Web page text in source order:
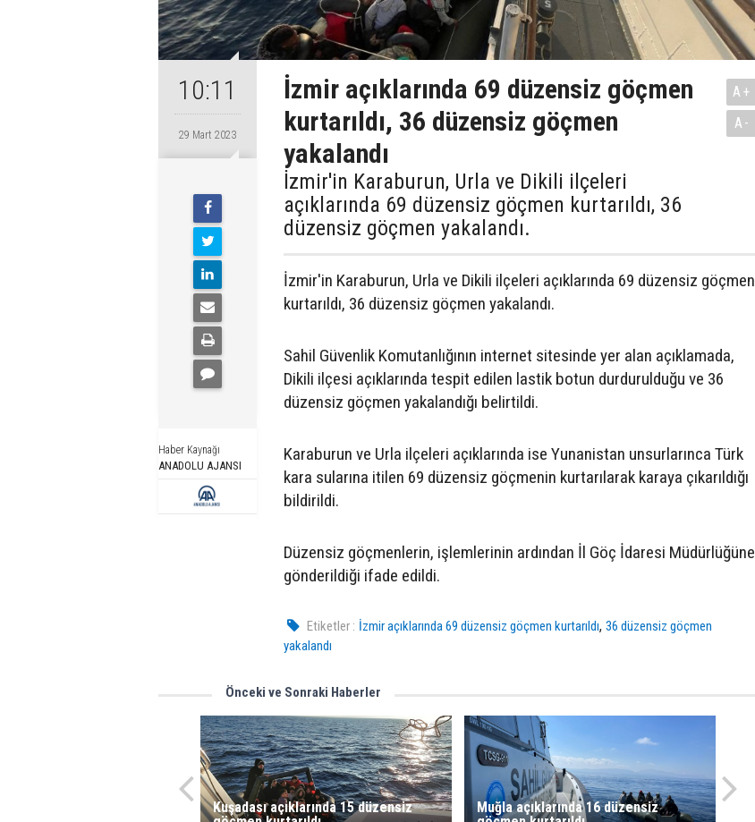
10:11
29 Mart 2023
Haber Kaynağı
ANADOLU AJANSI
İzmir açıklarında 69 düzensiz göçmen
kurtarıldı, 36 düzensiz göçmen
yakalandı
İzmir'in Karaburun, Urla ve Dikili ilçeleri
açıklarında 69 düzensiz göçmen kurtarıldı, 36
düzensiz göçmen yakalandı.
A+
A-
İzmir'in Karaburun, Urla ve Dikili ilçeleri açıklarında 69 düzensiz göçmen
kurtarıldı, 36 düzensiz göçmen yakalandı.
Sahil Güvenlik Komutanlığının internet sitesinde yer alan açıklamada,
Dikili ilçesi açıklarında tespit edilen lastik botun durdurulduğu ve 36
düzensiz göçmen yakalandığı belirtildi.
Karaburun ve Urla ilçeleri açıklarında ise Yunanistan unsurlarınca Türk
kara sularına itilen 69 düzensiz göçmenin kurtarılarak karaya çıkarıldığı
bildirildi.
Düzensiz göçmenlerin, işlemlerinin ardından İl Göç İdaresi Müdürlüğüne
gönderildiği ifade edildi.
Etiketler : İzmir açıklarında 69 düzensiz göçmen kurtarıldı,36 düzensiz göçmen
yakalandı
Önceki ve Sonraki Haberler
Kuşadası açıklarında 15 düzensiz
Muğla açıklarında 16 düzensiz